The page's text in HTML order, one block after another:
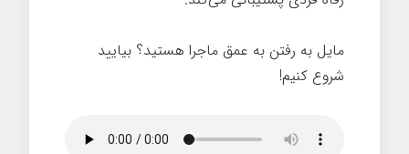
مایل به رفتن به عمق ماجرا هستید؟ بیایید
شروع کنیم!